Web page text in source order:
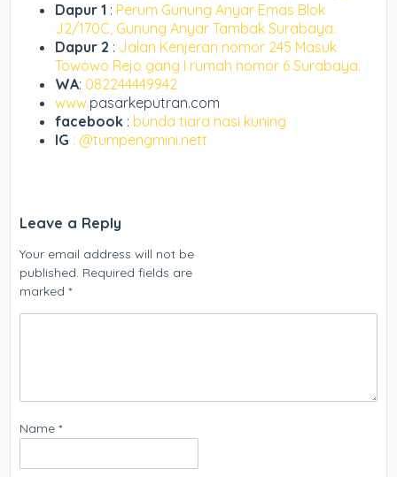
Dapur 1 : Perum Gunung Anyar Emas Blok
J2/170C, Gunung Anyar Tambak Surabaya.
Dapur 2 : Jalan Kenjeran nomor 245 Masuk
Towowo Rejo gang I rumah nomor 6 Surabaya.
WA: 082244449942
www.pasarkeputran.com
facebook : bunda tiara nasi kuning
IG : @tumpengmini.nett
Leave a Reply
Your email address will not be
published. Required fields are
marked*
Name*